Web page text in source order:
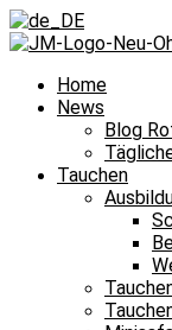
Home
News
Blog
Tauchen